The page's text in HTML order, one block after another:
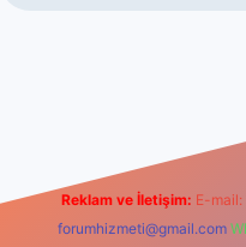
Reklam ve İletişim: E-mail:
forumhizmeti@gmail.com